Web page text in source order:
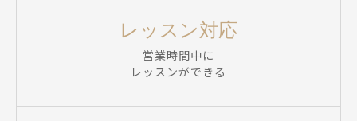
レッスン対応
営業時間中に
レッスンができる